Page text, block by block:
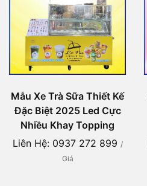
Mẫu Xe Trà Sữa Thiết Kế
Đặc Biệt 2025 Led Cực
Nhiều Khay Topping
Liên Hệ: 0937 272 899 /
Giá